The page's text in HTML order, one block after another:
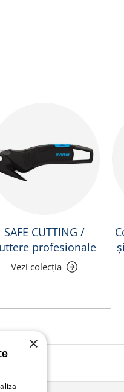
SAFE CUTTING /
profesionale
Vezi colecția
×